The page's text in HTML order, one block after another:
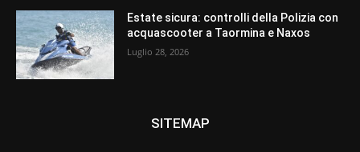
Estate sicura: controlli della Polizia con
acquascooter a Taormina e Naxos
Luglio 28, 2026
SITEMAP